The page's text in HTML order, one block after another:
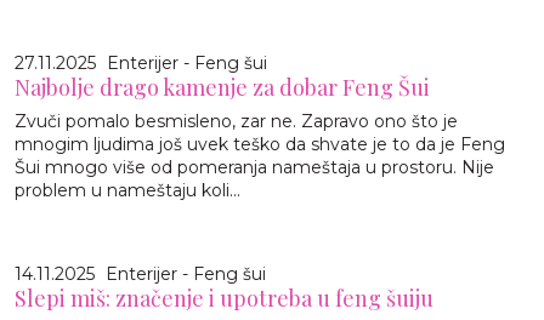
27.11.2025 Enterijer - Feng šui
Najbolje drago kamenje za dobar Feng Šui
Zvuči pomalo besmisleno, zar ne. Zapravo ono što je
mnogim ljudima još uvek teško da shvate je to da je Feng
Šui mnogo više od pomeranja nameštaja u prostoru. Nije
problem u nameštaju koli...
14.11.2025 Enterijer - Feng šui
Slepi miš: značenje i upotreba u feng šuiju